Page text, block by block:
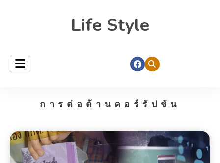
Life Style
การต่อต้านคอร์รัปชัน